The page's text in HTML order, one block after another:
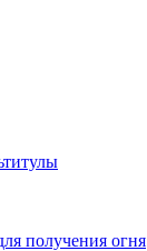
получения огня